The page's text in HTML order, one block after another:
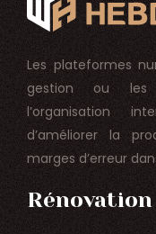
Les plateformes
gestion ou les
l’organisation
d’améliorer la
marges d’erreur